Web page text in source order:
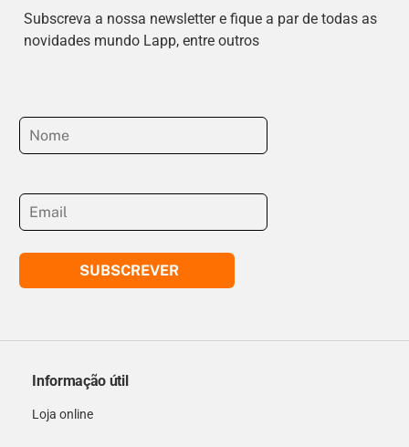
Subscreva a nossa newsletter e fique a par de todas as
novidades mundo Lapp, entre outros
SUBSCREVER
Informação útil
Loja online